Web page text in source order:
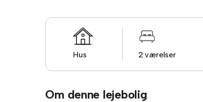
Hus 2 værelser
Om denne lejebolig